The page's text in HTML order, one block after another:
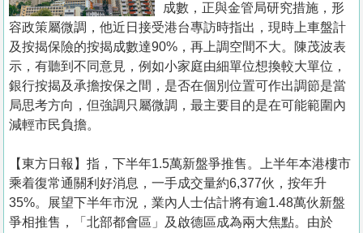
手
冊
關
於
我
們
成數，正與金管局研究措施，形
容政策屬微調，他近日接受港台專訪時指出，現時上車盤計
及按揭保險的按揭成數達90%，再上調空間不大。陳茂波表
示，有聽到不同意見，例如小家庭由細單位想換較大單位，
銀行按揭及承擔按保之間，是否在個別位置可作出調節是當
局思考方向，但強調只屬微調，最主要目的是在可能範圍內
減輕市民負擔。
【東方日報】指，下半年1.5萬新盤爭推售。上半年本港樓市
乘着復常通關利好消息，一手成交量約6,377伙，按年升
35%。展望下半年市況，業內人士估計將有逾1.48萬伙新盤
爭相推售，「北部都會區」及啟德區成為兩大焦點。由於